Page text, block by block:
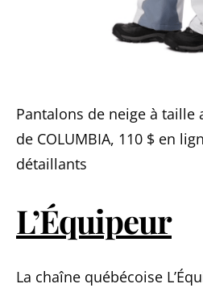
Pantalons de neige à taille
de COLUMBIA, 110 $ en
détaillants
L’Équipeur
La chaîne québécoise